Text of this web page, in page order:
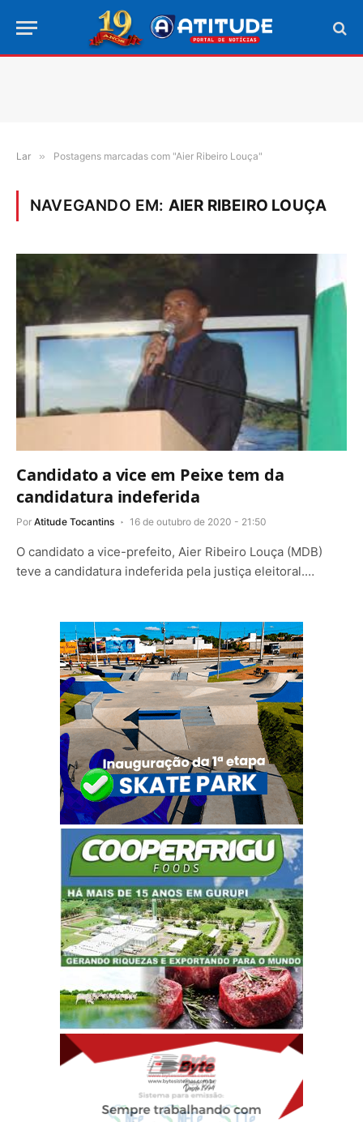
Lar » Postagens marcadas com "Aier Ribeiro Louça"
NAVEGANDO EM: AIER RIBEIRO LOUÇA
Candidato a vice em Peixe tem da
candidatura indeferida
Por Atitude Tocantins 16 de outubro de 2020 - 21:50
O candidato a vice-prefeito, Aier Ribeiro Louça (MDB)
teve a candidatura indeferida pela justiça eleitoral.…